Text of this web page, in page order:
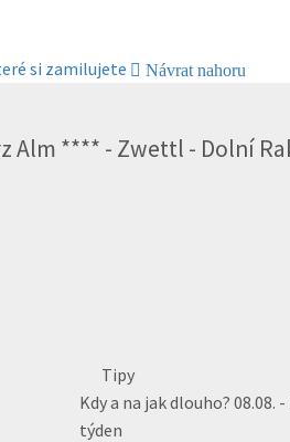
si zamilujete Návrat nahoru
Alm **** - Zwettl - Dolní
Tipy
Kdy a na jak dlouho? 08.08. -
týden